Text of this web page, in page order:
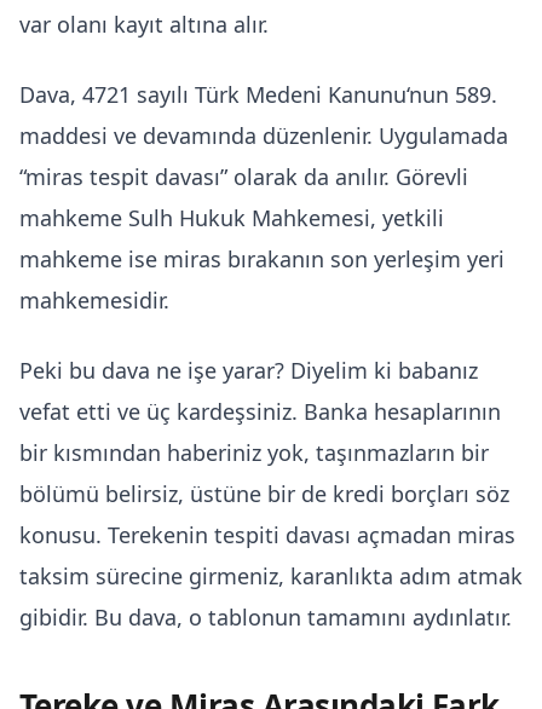
var olanı kayıt altına alır.
Dava, 4721 sayılı Türk Medeni Kanunu‘nun 589.
maddesi ve devamında düzenlenir. Uygulamada
“miras tespit davası” olarak da anılır. Görevli
mahkeme Sulh Hukuk Mahkemesi, yetkili
mahkeme ise miras bırakanın son yerleşim yeri
mahkemesidir.
Peki bu dava ne işe yarar? Diyelim ki babanız
vefat etti ve üç kardeşsiniz. Banka hesaplarının
bir kısmından haberiniz yok, taşınmazların bir
bölümü belirsiz, üstüne bir de kredi borçları söz
konusu. Terekenin tespiti davası açmadan miras
taksim sürecine girmeniz, karanlıkta adım atmak
gibidir. Bu dava, o tablonun tamamını aydınlatır.